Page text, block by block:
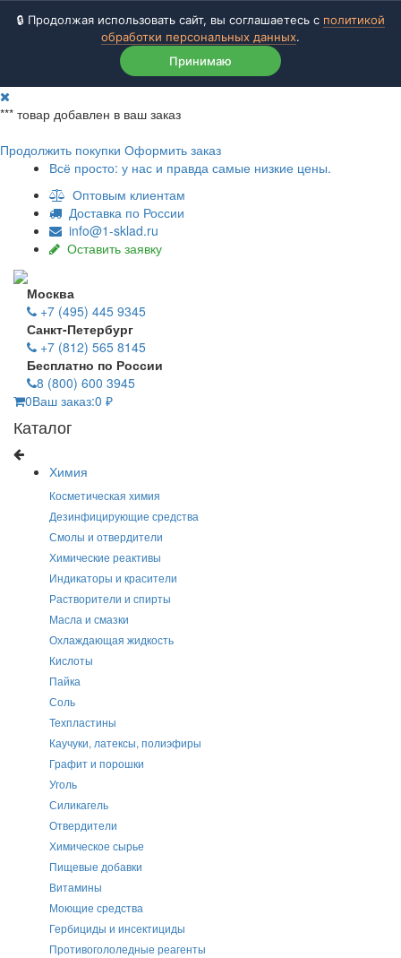
🔒 Продолжая использовать сайт, вы соглашаетесь с политикой
обработки персональных данных.
Принимаю
*** товар добавлен в ваш заказ
Продолжить покупки Оформить заказ
Всё просто: у нас и правда самые низкие цены.
Оптовым клиентам
Доставка по России
info@1-sklad.ru
Оставить заявку
Москва
+7 (495) 445 9345
Санкт-Петербург
+7 (812) 565 8145
Бесплатно по России
8 (800) 600 3945
0Ваш заказ:0 ₽
Каталог
Химия
Косметическая химия
Дезинфицирующие средства
Смолы и отвердители
Химические реактивы
Индикаторы и красители
Растворители и спирты
Масла и смазки
Охлаждающая жидкость
Кислоты
Пайка
Соль
Техпластины
Каучуки, латексы, полиэфиры
Графит и порошки
Уголь
Силикагель
Отвердители
Химическое сырье
Пищевые добавки
Витамины
Моющие средства
Гербициды и инсектициды
Противогололедные реагенты